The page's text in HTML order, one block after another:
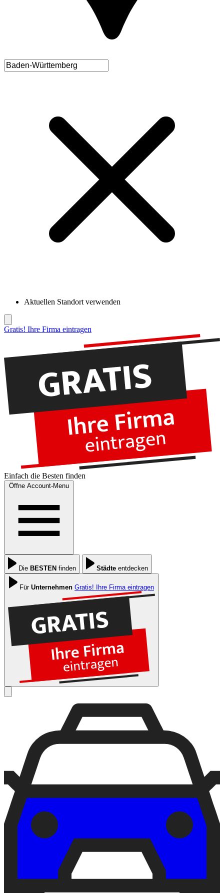
Aktuellen Standort verwenden
Gratis! Ihre Firma eintragen
Einfach die Besten finden
Öffne Account-Menu
Die BESTEN finden Städte entdecken
Für Unternehmen Gratis! Ihre Firma eintragen